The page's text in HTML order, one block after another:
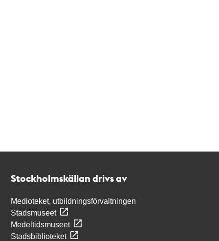
Stockholmskällan drivs av
Medioteket, utbildningsförvaltningen
Stadsmuseet
Medeltidsmuseet
Stadsbiblioteket